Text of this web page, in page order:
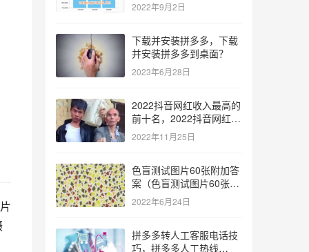
2022年9月2日
下载并安装拼多多，下载
并安装拼多多到桌面？
2023年6月28日
2022抖音网红收入最高的
前十名，2022抖音网红收
入最高的前十名有哪些？
2022年11月25日
色盲测试图片60张附加答
案（色盲测试图片60张复
杂）
2022年6月24日
拼多多转人工客服电话技
巧，拼多多人工热线